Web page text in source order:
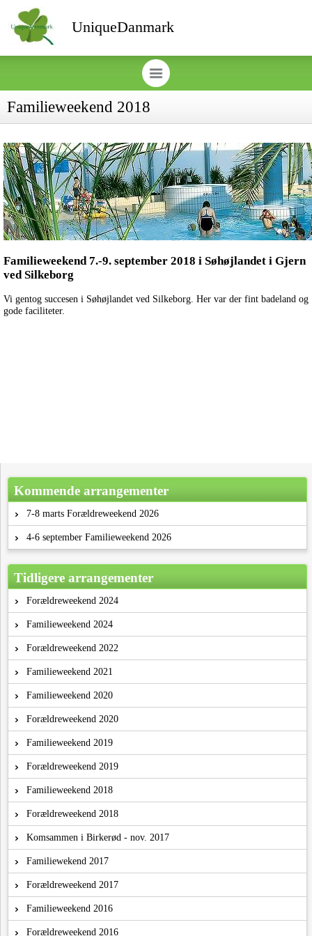
UniqueDanmark
Familieweekend 2018
Familieweekend 7.-9. september 2018 i Søhøjlandet i Gjern
ved Silkeborg
Vi gentog succesen i Søhøjlandet ved Silkeborg. Her var der fint badeland og
gode faciliteter.
Kommende arrangementer
7-8 marts Forældreweekend 2026
4-6 september Familieweekend 2026
Tidligere arrangementer
Forældreweekend 2024
Familieweekend 2024
Forældreweekend 2022
Familieweekend 2021
Familieweekend 2020
Forældreweekend 2020
Familieweekend 2019
Forældreweekend 2019
Familieweekend 2018
Forældreweekend 2018
Komsammen i Birkerød - nov. 2017
Familiewekend 2017
Forældreweekend 2017
Familieweekend 2016
Forældreweekend 2016